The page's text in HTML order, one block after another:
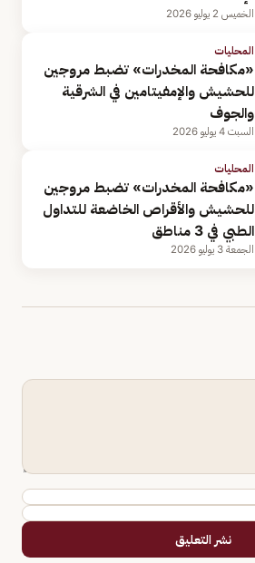
الخميس 2 يوليو 2026
المحليات
«مكافحة المخدرات» تضبط مروجين
للحشيش والإمفيتامين في الشرقية
والجوف
السبت 4 يوليو 2026
المحليات
«مكافحة المخدرات» تضبط مروجين
للحشيش والأقراص الخاضعة للتداول
الطبي في 3 مناطق
الجمعة 3 يوليو 2026
نشر التعليق